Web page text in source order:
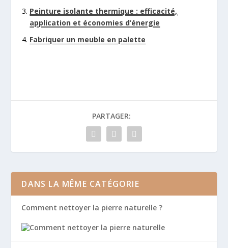
Peinture isolante thermique : efficacité,
application et économies d’énergie
Fabriquer un meuble en palette
PARTAGER:
DANS LA MÊME CATÉGORIE
Comment nettoyer la pierre naturelle ?